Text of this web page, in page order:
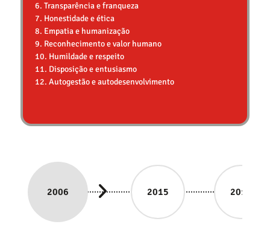
6. Transparência e franqueza
7. Honestidade e ética
8. Empatia e humanização
9. Reconhecimento e valor humano
10. Humildade e respeito
11. Disposição e entusiasmo
12. Autogestão e autodesenvolvimento
2006 2015 2016